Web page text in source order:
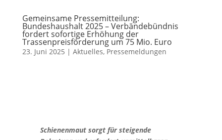
Gemeinsame Pressemitteilung:
Bundeshaushalt 2025 – Verbändebündnis
fordert sofortige Erhöhung der
Trassenpreisförderung um 75 Mio. Euro
23. Juni 2025 | Aktuelles, Pressemeldungen
Schienenmaut sorgt für steigende